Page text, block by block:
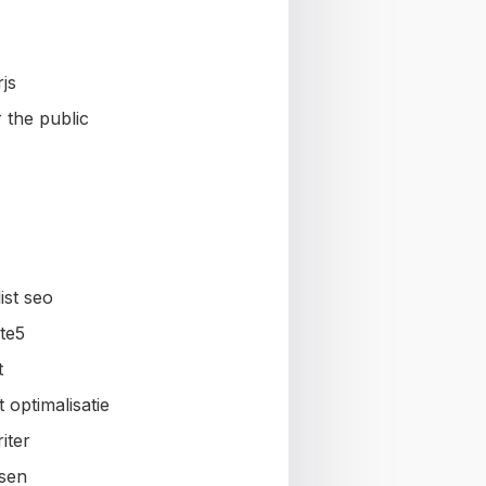
the public
seo
optimalisatie